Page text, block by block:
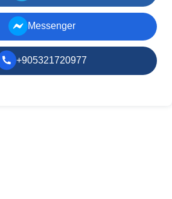
Messenger
+905321720977